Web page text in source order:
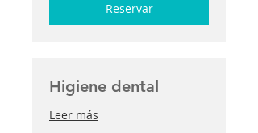
Reservar
Higiene dental
Leer más